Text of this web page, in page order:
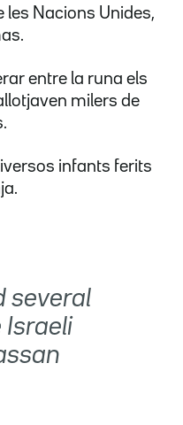
les Nacions Unides,
entre la runa els
milers de
infants ferits
several
Israeli